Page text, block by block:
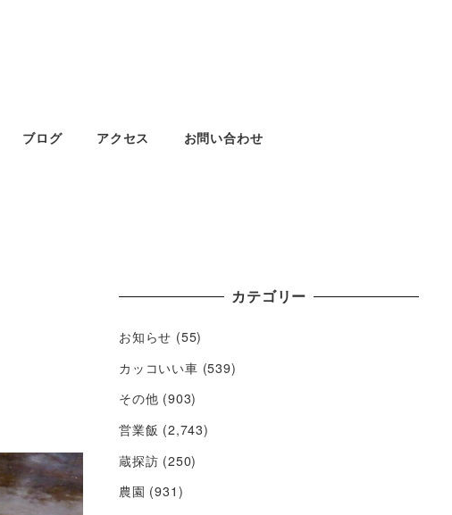
ブログ アクセス お問い合わせ
カテゴリー
お知らせ (55)
カッコいい車 (539)
その他 (903)
営業飯 (2,743)
蔵探訪 (250)
農園 (931)